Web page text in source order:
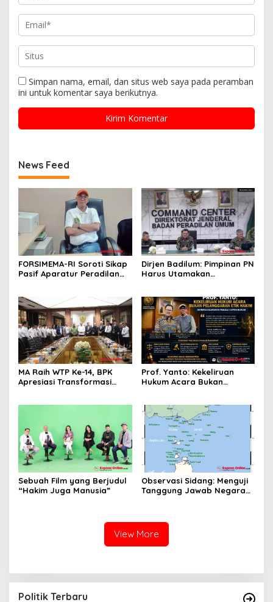
Simpan nama, email, dan situs web saya pada peramban
ini untuk komentar saya berikutnya.
News Feed
FORSIMEMA-RI Soroti Sikap
Pasif Aparatur Peradilan
Citra Lembaga
Dirjen Badilum: Pimpinan PN
Harus Utamakan
MA Raih WTP Ke-14, BPK
Apresiasi Transformasi
Prof. Yanto: Kekeliruan
Hukum Acara Bukan
Upaya Hukum
Sebuah Film yang Berjudul
“Hakim Juga Manusia”
Observasi Sidang: Menguji
Tanggung Jawab Negara
View More
Politik Terbaru